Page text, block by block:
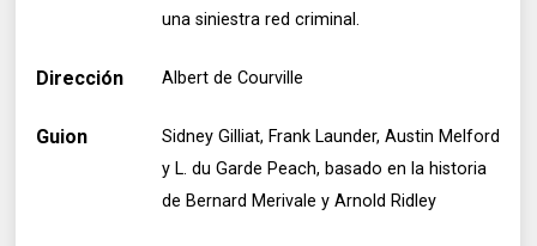
una siniestra red criminal.
Dirección Albert de Courville
Guion
Sidney Gilliat, Frank Launder, Austin Melford
y L. du Garde Peach, basado en la historia
de Bernard Merivale y Arnold Ridley